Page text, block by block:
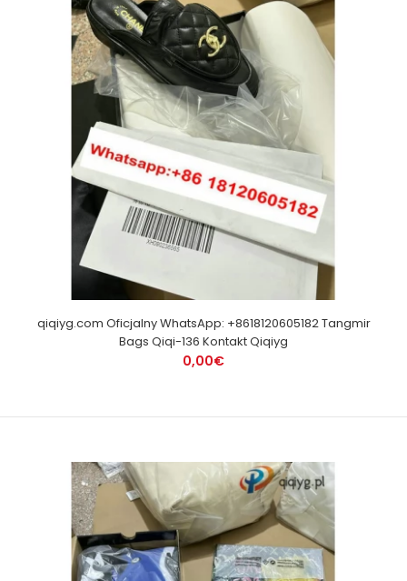
qiqiyg.com Oficjalny WhatsApp: +8618120605182 Tangmir
Bags Qiqi-136 Kontakt Qiqiyg
0,00€